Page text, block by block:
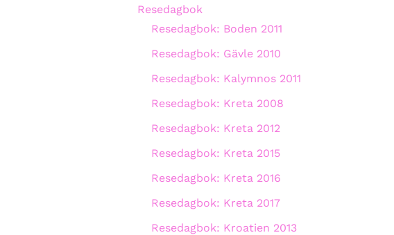
Resedagbok
Resedagbok: Boden 2011
Resedagbok: Gävle 2010
Resedagbok: Kalymnos 2011
Resedagbok: Kreta 2008
Resedagbok: Kreta 2012
Resedagbok: Kreta 2015
Resedagbok: Kreta 2016
Resedagbok: Kreta 2017
Resedagbok: Kroatien 2013